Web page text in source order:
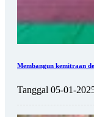
Membangun kemitraan
Tanggal 05-01-